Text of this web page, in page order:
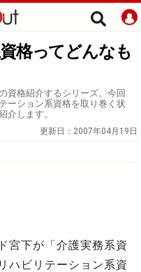
格ってどんなも
資格紹介するシリーズ。今回
ーション系資格を取り巻く状
介します。
更新日： 2007年04月19日
宮下が「介護実務系資
ハビリテーション系資